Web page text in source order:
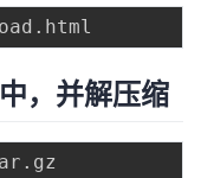
.
，并解压缩
.